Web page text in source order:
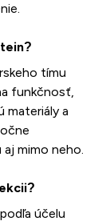
tímu
funkčnosť,
materiály a
mimo neho.
účelu